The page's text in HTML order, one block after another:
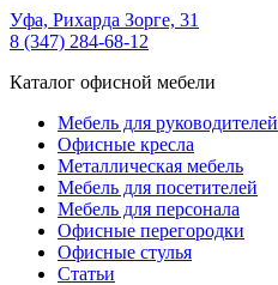
Уфа, Рихарда Зорге, 31
8 (347) 284-68-12
Каталог офисной мебели
Мебель для руководителей
Офисные кресла
Металлическая мебель
Мебель для посетителей
Мебель для персонала
Офисные перегородки
Офисные стулья
Статьи